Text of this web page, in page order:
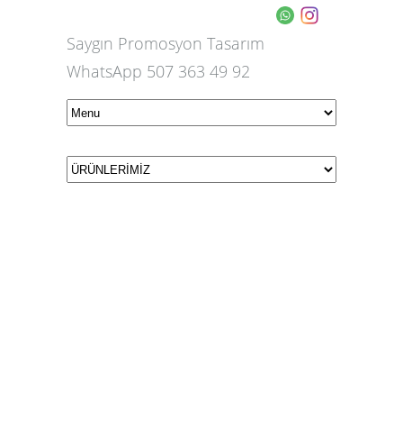
Saygın Promosyon Tasarım
WhatsApp 507 363 49 92